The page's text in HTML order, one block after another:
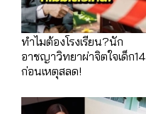
ทำไมต้องโรงเรียน?นัก
อาชญาวิทยาผ่าจิตใจเด็ก14
ก่อนเหตุสลด!